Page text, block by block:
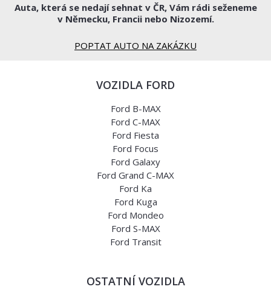
Auta, která se nedají sehnat v ČR, Vám rádi seženeme
v Německu, Francii nebo Nizozemí.
POPTAT AUTO NA ZAKÁZKU
VOZIDLA FORD
Ford B-MAX
Ford C-MAX
Ford Fiesta
Ford Focus
Ford Galaxy
Ford Grand C-MAX
Ford Ka
Ford Kuga
Ford Mondeo
Ford S-MAX
Ford Transit
OSTATNÍ VOZIDLA